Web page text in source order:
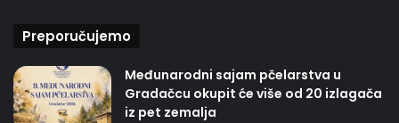
Preporučujemo
Međunarodni sajam pčelarstva u
Gradačcu okupit će više od 20 izlagača
iz pet zemalja